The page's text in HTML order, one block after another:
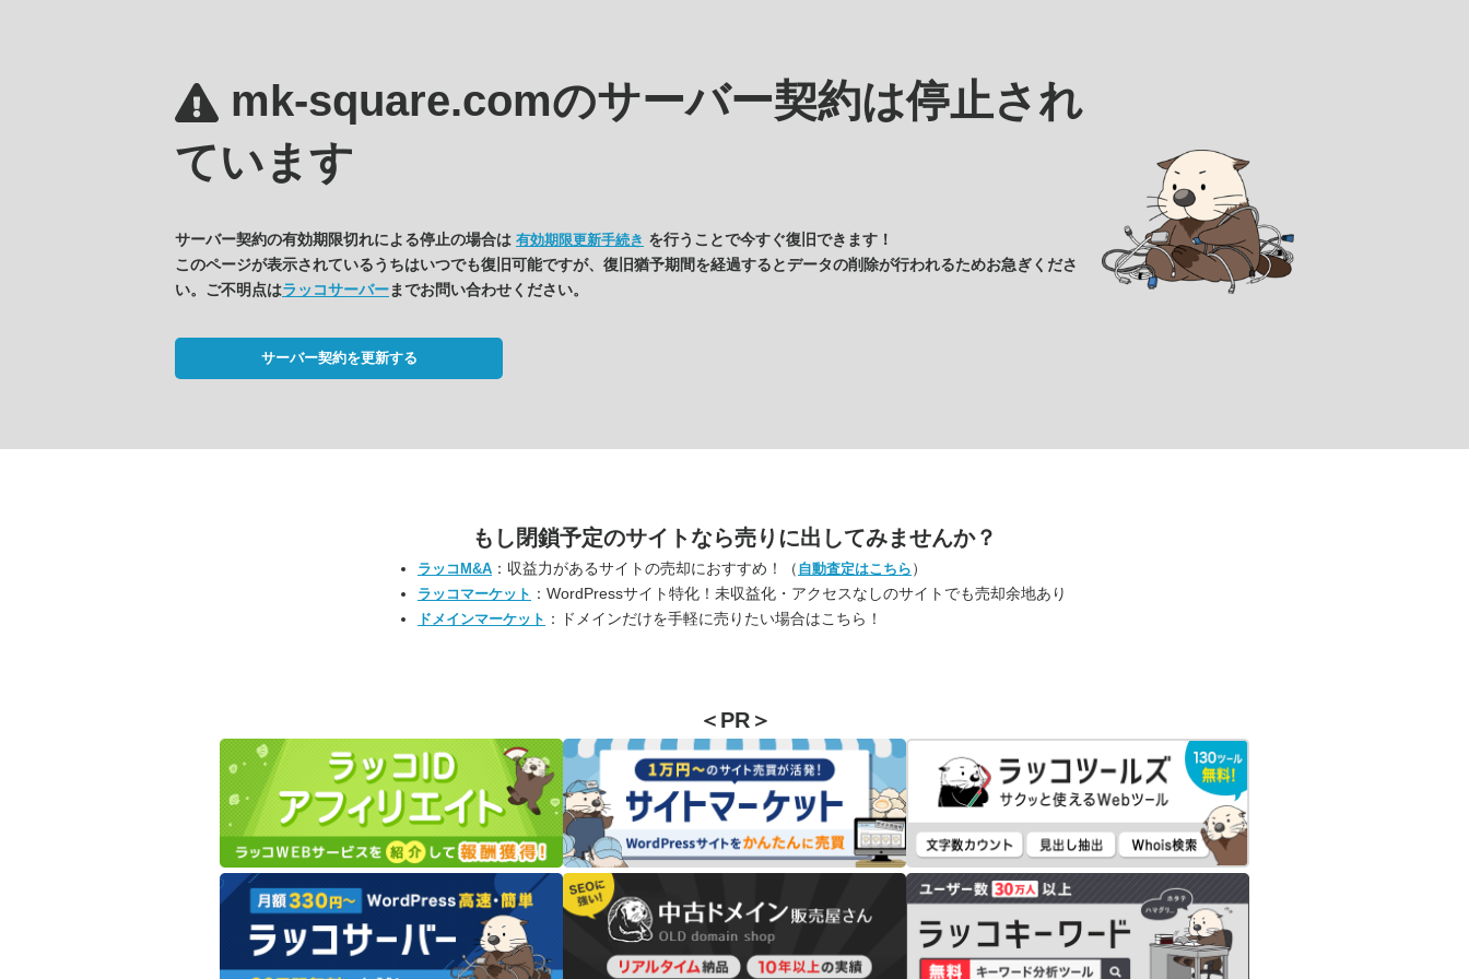
mk-square.comのサーバー契約は停止され
ています
サーバー契約の有効期限切れによる停止の場合は 有効期限更新手続き を行うことで今すぐ復旧できます！
このページが表示されているうちはいつでも復旧可能ですが、復旧猶予期間を経過するとデータの削除が行われるためお急ぎくださ
い。ご不明点はラッコサーバーまでお問い合わせください。
サーバー契約を更新する
もし閉鎖予定のサイトなら売りに出してみませんか？
ラッコM&A ：収益力があるサイトの売却におすすめ！（ 自動査定はこちら ）
ラッコマーケット ：WordPressサイト特化！未収益化・アクセスなしのサイトでも売却余地あり
ドメインマーケット ：ドメインだけを手軽に売りたい場合はこちら！
＜PR＞